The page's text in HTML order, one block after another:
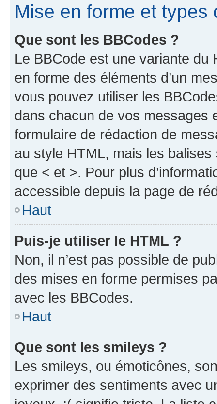
Mise en forme et types
Que sont les BBCodes ?
Le BBCode est une variante du
en forme des éléments d’un
vous pouvez utiliser les
dans chacun de vos messages
formulaire de rédaction de
au style HTML, mais les
que < et >. Pour plus
accessible depuis la page de
Haut
Puis-je utiliser le HTML ?
Non, il n’est pas possible de
des mises en forme permises
avec les BBCodes.
Haut
Que sont les smileys ?
Les smileys, ou émoticônes,
exprimer des sentiments avec